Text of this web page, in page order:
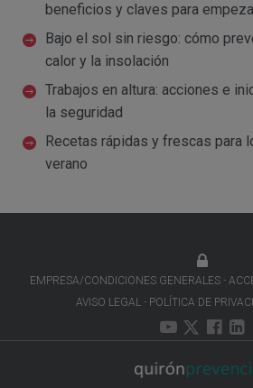
beneficios y claves para
Bajo el sol sin riesgo: cómo
calor y la insolación
Trabajos en altura: acciones e
la seguridad
Recetas rápidas y frescas para
verano
EMPRESA/CONDICIONES GENERALES
AVISO LEGAL
POLÍTICA DE